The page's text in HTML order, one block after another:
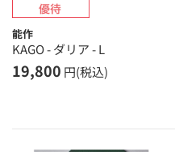
能作
KAGO - ダリア - L
19,800 円(税込)